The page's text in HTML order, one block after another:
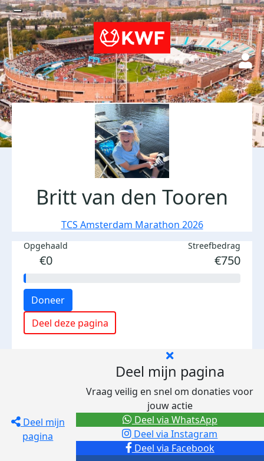
Britt van den Tooren
TCS Amsterdam Marathon 2026
Opgehaald
€0
Streefbedrag
€750
Doneer
Deel deze pagina
Deel mijn
pagina
Deel mijn pagina
Vraag veilig en snel om donaties voor
jouw actie
Deel via Facebook
Deel via Instagram
Deel via WhatsApp